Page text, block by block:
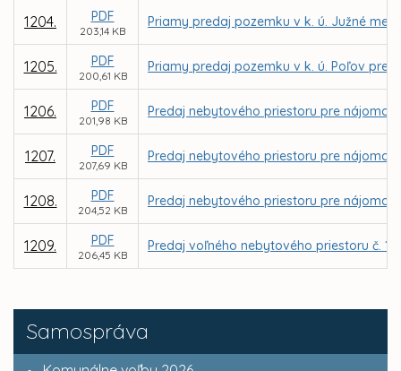
Samospráva
1204. PDF
203,14 KB
Priamy predaj pozemku v k. ú. Južné
1205. PDF
200,61 KB
Priamy predaj pozemku v k. ú. Poľov pre
1206. PDF
201,98 KB
Predaj nebytového priestoru pre nájomcu
1207. PDF
207,69 KB
Predaj nebytového priestoru pre nájomcu
1208. PDF
204,52 KB
Predaj nebytového priestoru pre nájomcu
1209. PDF
206,45 KB
Predaj voľného nebytového priestoru č. 1